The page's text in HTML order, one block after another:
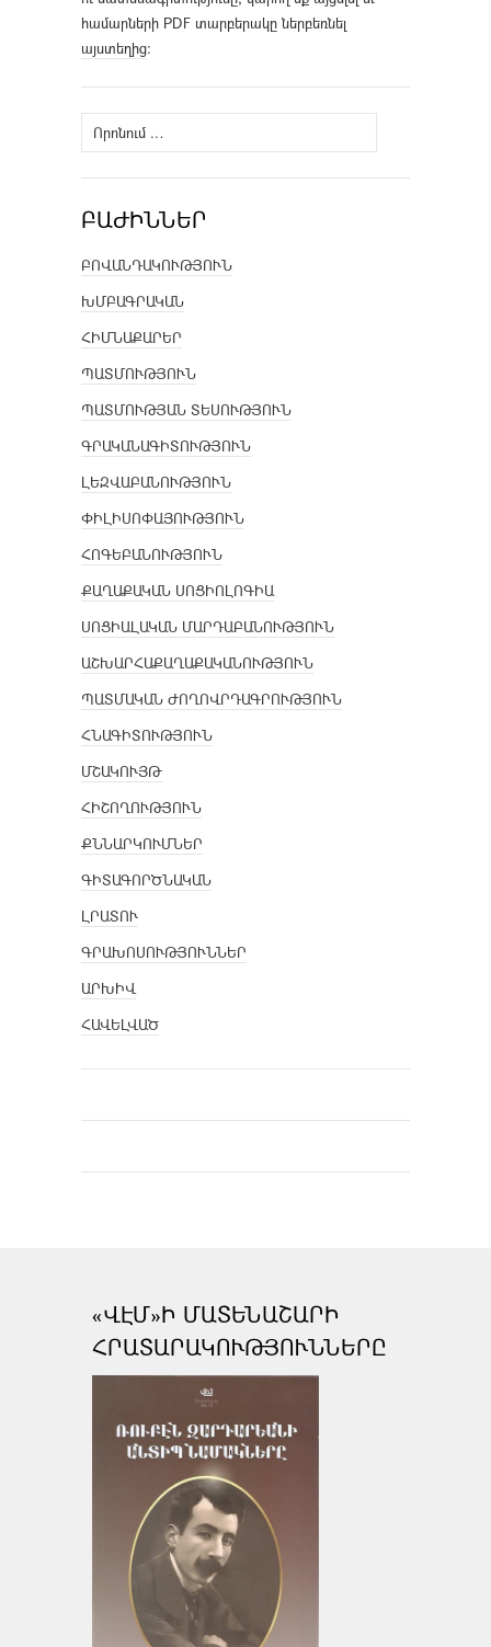
համարների PDF տարբերակը ներբեռնել
այստեղից։
Որոնել՝
ԲԱԺԻՆՆԵՐ
ԲՈՎԱՆԴԱԿՈՒԹՅՈՒՆ
ԽՄԲԱԳՐԱԿԱՆ
ՀԻՄՆԱՔԱՐԵՐ
ՊԱՏՄՈՒԹՅՈՒՆ
ՊԱՏՄՈՒԹՅԱՆ ՏԵՍՈՒԹՅՈՒՆ
ԳՐԱԿԱՆԱԳԻՏՈՒԹՅՈՒՆ
ԼԵԶՎԱԲԱՆՈՒԹՅՈՒՆ
ՓԻԼԻՍՈՓԱՅՈՒԹՅՈՒՆ
ՀՈԳԵԲԱՆՈՒԹՅՈՒՆ
ՔԱՂԱՔԱԿԱՆ ՍՈՑԻՈԼՈԳԻԱ
ՍՈՑԻԱԼԱԿԱՆ ՄԱՐԴԱԲԱՆՈՒԹՅՈՒՆ
ԱՇԽԱՐՀԱՔԱՂԱՔԱԿԱՆՈՒԹՅՈՒՆ
ՊԱՏՄԱԿԱՆ ԺՈՂՈՎՐԴԱԳՐՈՒԹՅՈՒՆ
ՀՆԱԳԻՏՈՒԹՅՈՒՆ
ՄՇԱԿՈՒՅԹ
ՀԻՇՈՂՈՒԹՅՈՒՆ
ՔՆՆԱՐԿՈՒՄՆԵՐ
ԳԻՏԱԳՈՐԾՆԱԿԱՆ
ԼՐԱՏՈՒ
ԳՐԱԽՈՍՈՒԹՅՈՒՆՆԵՐ
ԱՐԽԻՎ
ՀԱՎԵԼՎԱԾ
«ՎԷՄ»Ի ՄԱՏԵՆԱՇԱՐԻ
ՀՐԱՏԱՐԱԿՈՒԹՅՈՒՆՆԵՐԸ